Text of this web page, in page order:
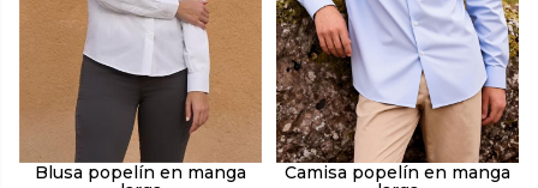
Blusa popelín en manga
Camisa popelín en manga